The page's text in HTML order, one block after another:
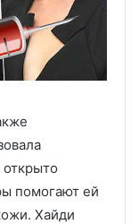
помогают ей
Хайди